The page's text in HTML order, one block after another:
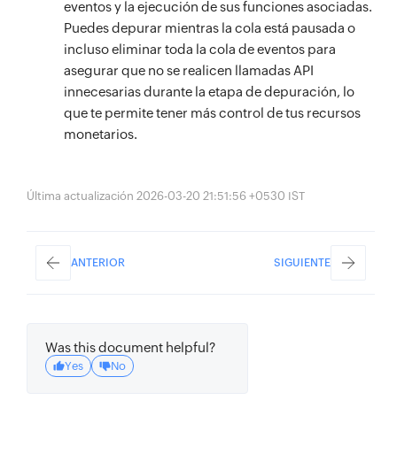
eventos y la ejecución de sus funciones asociadas.
Puedes depurar mientras la cola está pausada o
incluso eliminar toda la cola de eventos para
asegurar que no se realicen llamadas API
innecesarias durante la etapa de depuración, lo
que te permite tener más control de tus recursos
monetarios.
Última actualización 2026-03-20 21:51:56 +0530 IST
ANTERIOR SIGUIENTE
Was this document helpful?
Yes No